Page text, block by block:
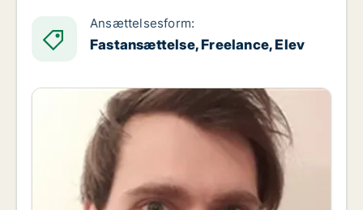
Ansættelsesform:
Fastansættelse, Freelance, Elev